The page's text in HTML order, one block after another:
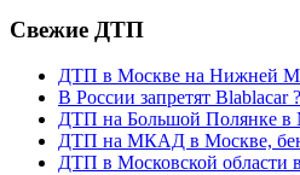
Свежие ДТП
ДТП в Москве на Нижней
В России запретят Blablacar ?
ДТП на Большой Полянке в
ДТП на МКАД в Москве,
ДТП в Московской области